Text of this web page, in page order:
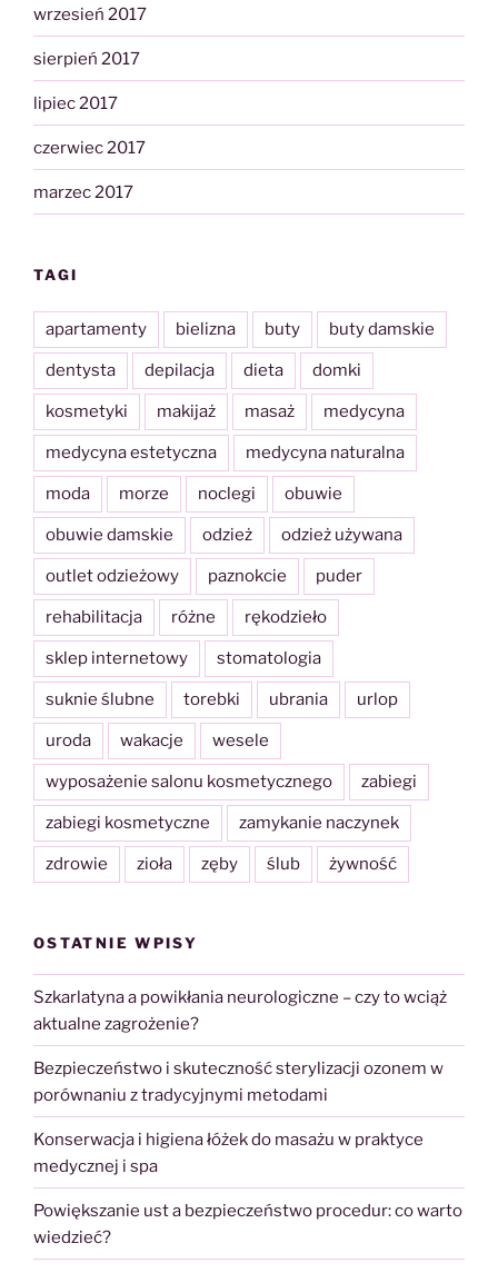
wrzesień 2017
sierpień 2017
lipiec 2017
czerwiec 2017
marzec 2017
TAGI
apartamenty bielizna buty buty damskie
dentysta depilacja dieta domki
kosmetyki makijaż masaż medycyna
medycyna estetyczna medycyna naturalna
moda morze noclegi obuwie
obuwie damskie odzież odzież używana
outlet odzieżowy paznokcie puder
rehabilitacja różne rękodzieło
sklep internetowy stomatologia
suknie ślubne torebki ubrania urlop
uroda wakacje wesele
wyposażenie salonu kosmetycznego zabiegi
zabiegi kosmetyczne zamykanie naczynek
zdrowie zioła zęby ślub żywność
OSTATNIE WPISY
Szkarlatyna a powikłania neurologiczne – czy to wciąż
aktualne zagrożenie?
Bezpieczeństwo i skuteczność sterylizacji ozonem w
porównaniu z tradycyjnymi metodami
Konserwacja i higiena łóżek do masażu w praktyce
medycznej i spa
Powiększanie ust a bezpieczeństwo procedur: co warto
wiedzieć?